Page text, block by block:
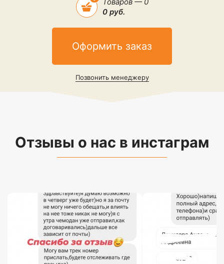
0 руб.
Оформить заказ
Позвонить менеджеру
Отзывы о нас в инстаграм